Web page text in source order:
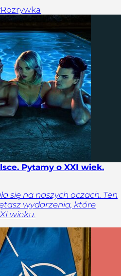
Rozrywka
Pytamy o XXI wiek.
się na naszych oczach. Ten
wydarzenia, które
wieku.